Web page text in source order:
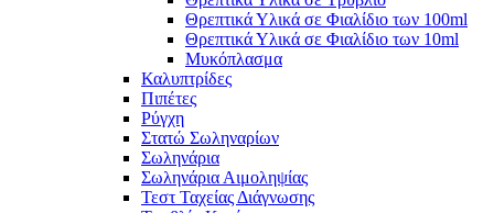
Θρεπτικά Υλικά σε Φιαλίδιο των 100ml
Θρεπτικά Υλικά σε Φιαλίδιο των 10ml
Μυκόπλασμα
Καλυπτρίδες
Πιπέτες
Ρύγχη
Στατώ Σωληναρίων
Σωληνάρια
Σωληνάρια Αιμοληψίας
Τεστ Ταχείας Διάγνωσης